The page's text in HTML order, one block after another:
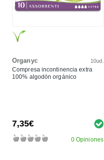
Organyc 10ud.
Compresa incontinencia extra
100% algodón orgánico
7,35€
0 Opiniones